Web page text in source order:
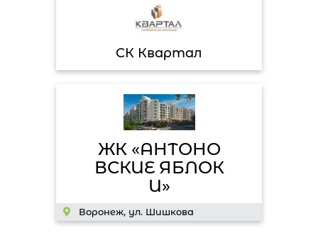
СК Квартал
ЖК «АНТОНО
ВСКИЕ ЯБЛОК
И»
Воронеж, ул. Шишкова